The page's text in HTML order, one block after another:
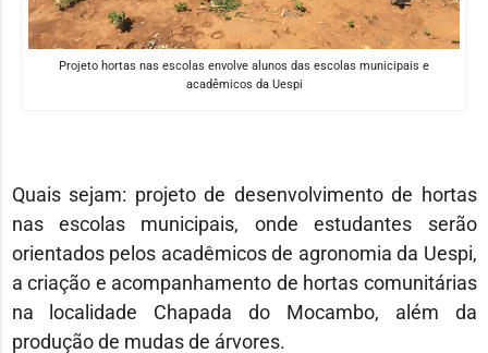
Projeto hortas nas escolas envolve alunos das escolas municipais e
acadêmicos da Uespi
Quais sejam: projeto de desenvolvimento de hortas
nas escolas municipais, onde estudantes serão
orientados pelos acadêmicos de agronomia da Uespi,
a criação e acompanhamento de hortas comunitárias
na localidade Chapada do Mocambo, além da
produção de mudas de árvores.